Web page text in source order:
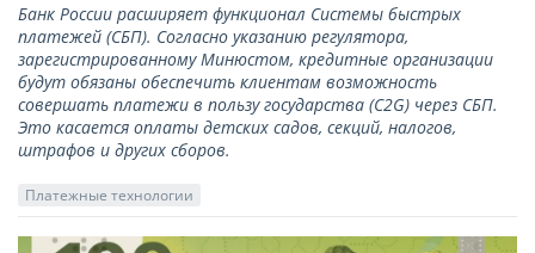
Банк России расширяет функционал Системы быстрых
платежей (СБП). Согласно указанию регулятора,
зарегистрированному Минюстом, кредитные организации
будут обязаны обеспечить клиентам возможность
совершать платежи в пользу государства (С2G) через СБП.
Это касается оплаты детских садов, секций, налогов,
штрафов и других сборов.
Платежные технологии